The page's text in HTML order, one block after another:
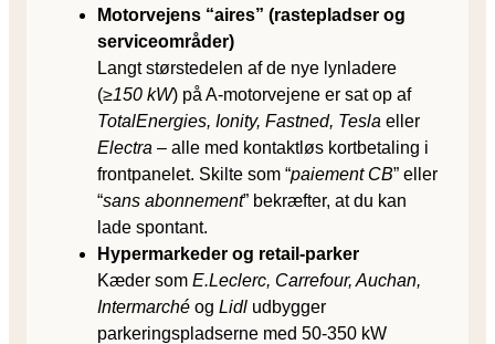
Motorvejens “aires” (rastepladser og
serviceområder)
Langt størstedelen af de nye lynladere
(≥150 kW) på A-motorvejene er sat op af
TotalEnergies, Ionity, Fastned, Tesla eller
Electra – alle med kontaktløs kortbetaling i
frontpanelet. Skilte som “paiement CB” eller
“sans abonnement” bekræfter, at du kan
lade spontant.
Hypermarkeder og retail-parker
Kæder som E.Leclerc, Carrefour, Auchan,
Intermarché og Lidl udbygger
parkeringspladserne med 50-350 kW